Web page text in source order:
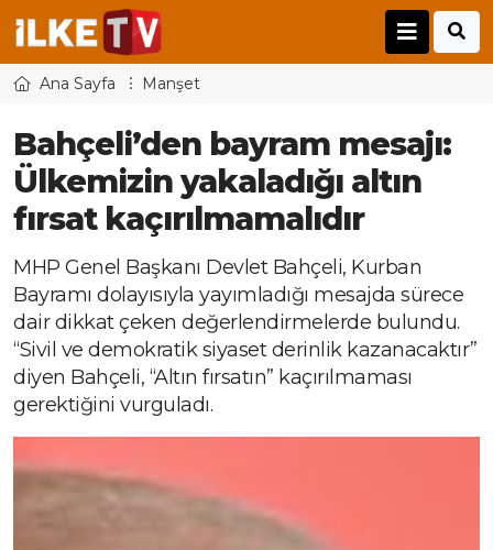
Ana Sayfa Manşet
Bahçeli’den bayram mesajı:
Ülkemizin yakaladığı altın
fırsat kaçırılmamalıdır
MHP Genel Başkanı Devlet Bahçeli, Kurban
Bayramı dolayısıyla yayımladığı mesajda sürece
dair dikkat çeken değerlendirmelerde bulundu.
“Sivil ve demokratik siyaset derinlik kazanacaktır”
diyen Bahçeli, “Altın fırsatın” kaçırılmaması
gerektiğini vurguladı.